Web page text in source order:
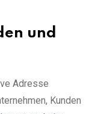
und
Adresse
Kunden